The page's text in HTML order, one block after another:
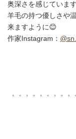
奥深さを感じています
羊毛の持つ優しさや
来ますように😊
作家Instagram：
゜゜゜゜゜゜゜゜゜